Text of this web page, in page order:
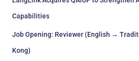
Capabilities
Job Opening: Reviewer (English →
Kong)